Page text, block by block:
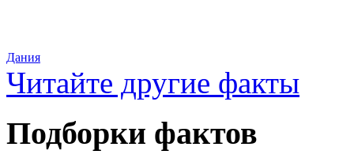
Дания
Читайте другие факты
Подборки фактов